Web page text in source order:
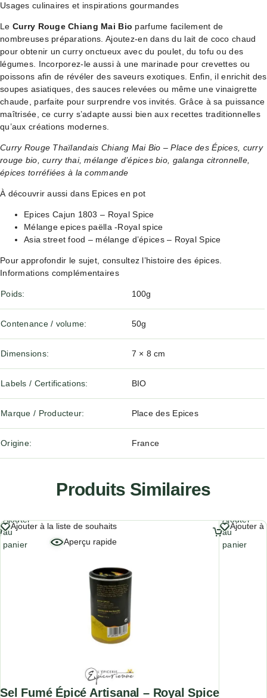
Usages culinaires et inspirations gourmandes
Le Curry Rouge Chiang Mai Bio parfume facilement de
nombreuses préparations. Ajoutez-en dans du lait de coco chaud
pour obtenir un curry onctueux avec du poulet, du tofu ou des
légumes. Incorporez-le aussi à une marinade pour crevettes ou
poissons afin de révéler des saveurs exotiques. Enfin, il enrichit des
soupes asiatiques, des sauces relevées ou même une vinaigrette
chaude, parfaite pour surprendre vos invités. Grâce à sa puissance
maîtrisée, ce curry s’adapte aussi bien aux recettes traditionnelles
qu’aux créations modernes.
Curry Rouge Thaïlandais Chiang Mai Bio – Place des Épices, curry
rouge bio, curry thai, mélange d’épices bio, galanga citronnelle,
épices torréfiées à la commande
À découvrir aussi dans Epices en pot
Epices Cajun 1803 – Royal Spice
Mélange epices paëlla -Royal spice
Asia street food – mélange d’épices – Royal Spice
Pour approfondir le sujet, consultez l’histoire des épices
Informations complémentaires
Poids 100g
Dimensions 7 × 8 cm
Marque / Producteur Place des Epices
Origine France
Labels / Certifications BIO
Contenance / volume 50g
Produits Similaires
Ajouter à la liste de souhaits
Aperçu rapide
Sel Fumé Épicé Artisanal – Royal Spice
Ajouter
au
panier
Ajouter à
Ajouter
au
panier